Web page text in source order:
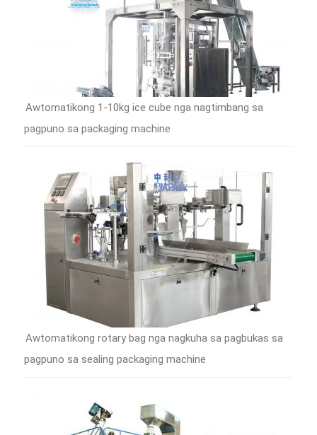
Awtomatikong 1-10kg ice cube nga nagtimbang sa
pagpuno sa packaging machine
Awtomatikong rotary bag nga nagkuha sa pagbukas sa
pagpuno sa sealing packaging machine